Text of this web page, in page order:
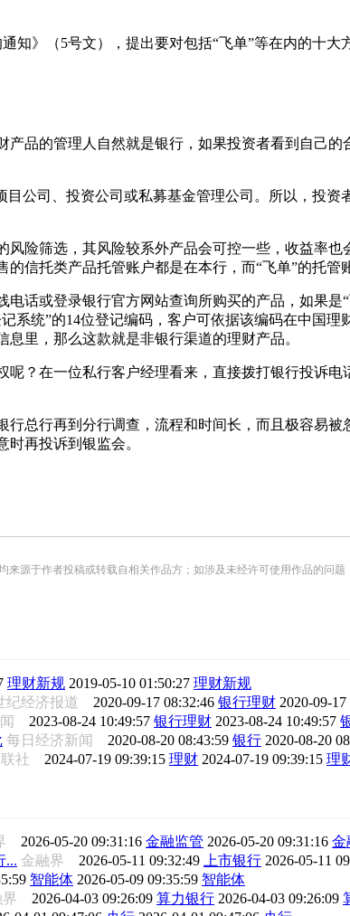
》（5号文），提出要对包括“飞单”等在内的十大
的管理人自然就是银行，如果投资者看到自己的
司、投资公司或私募基金管理公司。所以，投资
筛选，其风险较系外产品会可控一些，收益率也
信托类产品托管账户都是在本行，而“飞单”的托管
或登录银行官方网站查询所购买的产品，如果是
统”的14位登记编码，客户可依据该编码在中国理
里，那么这款就是非银行渠道的理财产品。
在一位私行客户经理看来，直接拨打银行投诉电
行再到分行调查，流程和时间长，而且极容易被
再投诉到银监会。
源于作者投稿或转载自相关作品方；如涉及未经许可使用作品的问题
理财新规 2019-05-10 01:50:27 理财新规
纪经济报道 2020-09-17 08:32:46 银行理财 2020-09-
闻 2023-08-24 10:49:57 银行理财 2023-08-24 10:49:57
每日经济新闻 2020-08-20 08:43:59 银行 2020-08-20
联社 2024-07-19 09:39:15 理财 2024-07-19 09:39:15 理
2026-05-20 09:31:16 金融监管 2026-05-20 09:31:16 金
... 金融界 2026-05-11 09:32:49 上市银行 2026-05-11
智能体 2026-05-09 09:35:59 智能体
界 2026-04-03 09:26:09 算力银行 2026-04-03 09:26:09